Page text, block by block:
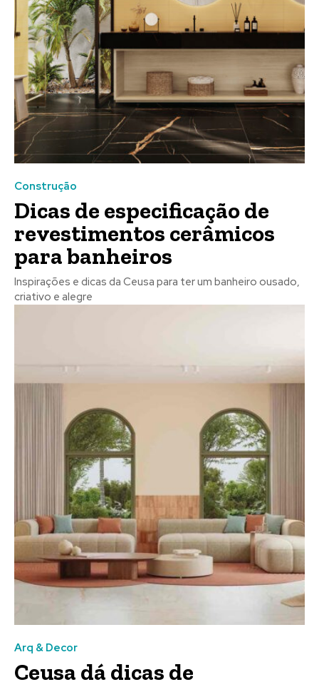
Construção
Dicas de especificação de
revestimentos cerâmicos
para banheiros
Inspirações e dicas da Ceusa para ter um banheiro ousado,
criativo e alegre
Arq & Decor
Ceusa dá dicas de